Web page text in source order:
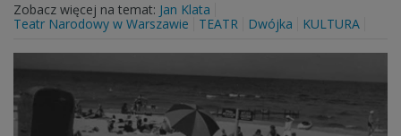
Zobacz więcej na temat: Jan Klata
Teatr Narodowy w Warszawie
TEATR Dwójka KULTURA